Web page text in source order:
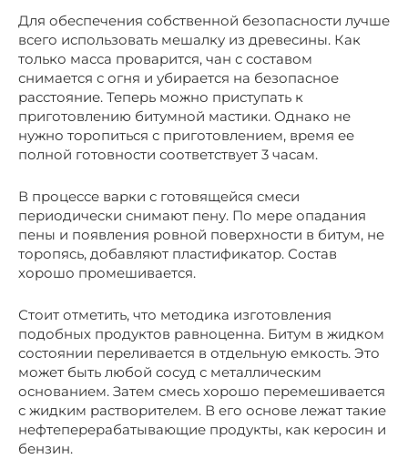
Для обеспечения собственной безопасности лучше
всего использовать мешалку из древесины. Как
только масса проварится, чан с составом
снимается с огня и убирается на безопасное
расстояние. Теперь можно приступать к
приготовлению битумной мастики. Однако не
нужно торопиться с приготовлением, время ее
полной готовности соответствует 3 часам.
В процессе варки с готовящейся смеси
периодически снимают пену. По мере опадания
пены и появления ровной поверхности в битум, не
торопясь, добавляют пластификатор. Состав
хорошо промешивается.
Стоит отметить, что методика изготовления
подобных продуктов равноценна. Битум в жидком
состоянии переливается в отдельную емкость. Это
может быть любой сосуд с металлическим
основанием. Затем смесь хорошо перемешивается
с жидким растворителем. В его основе лежат такие
нефтеперерабатывающие продукты, как керосин и
бензин.